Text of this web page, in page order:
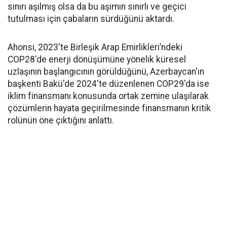
sınırı aşılmış olsa da bu aşımın sınırlı ve geçici
tutulması için çabaların sürdüğünü aktardı.
Ahonsi, 2023'te Birleşik Arap Emirlikleri’ndeki
COP28'de enerji dönüşümüne yönelik küresel
uzlaşının başlangıcının görüldüğünü, Azerbaycan'ın
başkenti Bakü'de 2024'te düzenlenen COP29'da ise
iklim finansmanı konusunda ortak zemine ulaşılarak
çözümlerin hayata geçirilmesinde finansmanın kritik
rolünün öne çıktığını anlattı.